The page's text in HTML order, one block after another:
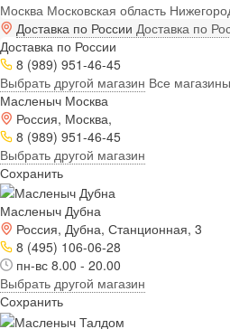
Москва Московская область
Доставка по России Доставка по
Доставка по России
8 (989) 951-46-45
Выбрать другой магазин Все магазины
Масленыч Москва
Россия, Москва,
8 (989) 951-46-45
Выбрать другой магазин
Сохранить
Масленыч Дубна
Россия, Дубна, Станционная, 3
8 (495) 106-06-28
пн-вс 8.00 - 20.00
Выбрать другой магазин
Сохранить